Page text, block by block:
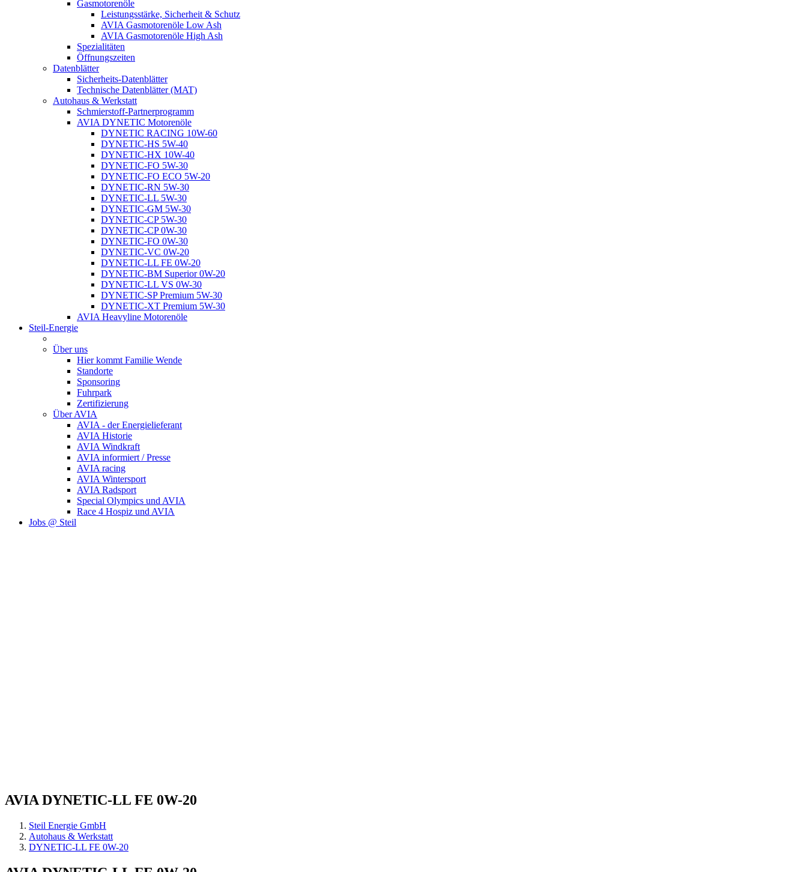
Gasmotorenöle
Leistungsstärke, Sicherheit & Schutz
AVIA Gasmotorenöle Low Ash
AVIA Gasmotorenöle High Ash
Spezialitäten
Öffnungszeiten
Datenblätter
Sicherheits-Datenblätter
Technische Datenblätter (MAT)
Autohaus & Werkstatt
Schmierstoff-Partnerprogramm
AVIA DYNETIC Motorenöle
DYNETIC RACING 10W-60
DYNETIC-HS 5W-40
DYNETIC-HX 10W-40
DYNETIC-FO 5W-30
DYNETIC-FO ECO 5W-20
DYNETIC-RN 5W-30
DYNETIC-LL 5W-30
DYNETIC-GM 5W-30
DYNETIC-CP 5W-30
DYNETIC-CP 0W-30
DYNETIC-FO 0W-30
DYNETIC-VC 0W-20
DYNETIC-LL FE 0W-20
DYNETIC-BM Superior 0W-20
DYNETIC-LL VS 0W-30
DYNETIC-SP Premium 5W-30
DYNETIC-XT Premium 5W-30
AVIA Heavyline Motorenöle
Steil-Energie
Über uns
Hier kommt Familie Wende
Standorte
Sponsoring
Fuhrpark
Zertifizierung
Über AVIA
AVIA - der Energielieferant
AVIA Historie
AVIA Windkraft
AVIA informiert / Presse
AVIA racing
AVIA Wintersport
AVIA Radsport
Special Olympics und AVIA
Race 4 Hospiz und AVIA
Jobs @ Steil
AVIA DYNETIC-LL FE 0W-20
Steil Energie GmbH
Autohaus & Werkstatt
DYNETIC-LL FE 0W-20